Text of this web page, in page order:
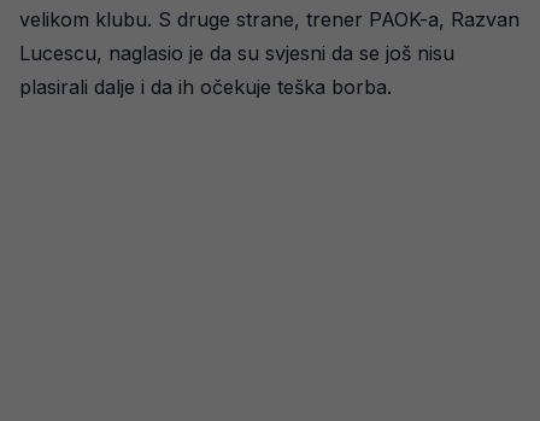
velikom klubu. S druge strane, trener PAOK-a, Razvan
Lucescu, naglasio je da su svjesni da se još nisu
plasirali dalje i da ih očekuje teška borba.